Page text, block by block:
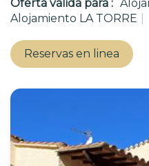
Oferta válida para :
Alojamiento LA TORRE
Reservas en linea